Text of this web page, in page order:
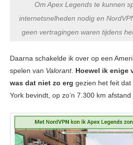
Om Apex Legends te kunnen
internetsnelheden nodig en
geen vertragingen waren tijdens
Daarna schakelde ik over op een
spelen van Valorant. Hoewel ik enige
was dat niet zo erg gezien het feit
York bevindt, op zo’n 7.300 km